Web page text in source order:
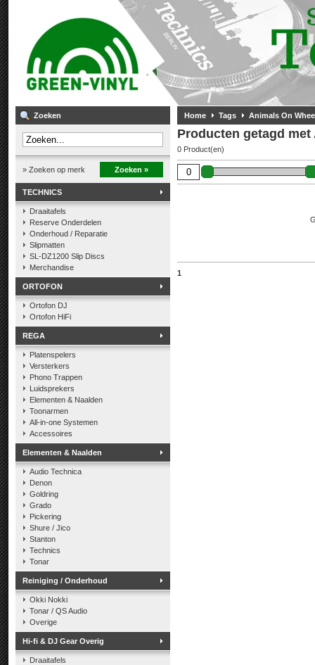
Zoeken
» Zoeken op merk Zoeken »
TECHNICS
Draaitafels
Reserve Onderdelen
Onderhoud / Reparatie
Slipmatten
SL-DZ1200 Slip Discs
Merchandise
ORTOFON
Ortofon DJ
Ortofon HiFi
REGA
Platenspelers
Versterkers
Phono Trappen
Luidsprekers
Elementen & Naalden
Toonarmen
All-in-one Systemen
Accessoires
Elementen & Naalden
Audio Technica
Denon
Goldring
Grado
Pickering
Shure / Jico
Stanton
Technics
Tonar
Reiniging / Onderhoud
Okki Nokki
Tonar / QS Audio
Overige
Hi-fi & DJ Gear Overig
Draaitafels
Home Tags Animals On
Producten getagd
0 Product(en)
1